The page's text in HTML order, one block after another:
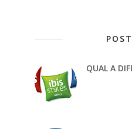
QUAL A